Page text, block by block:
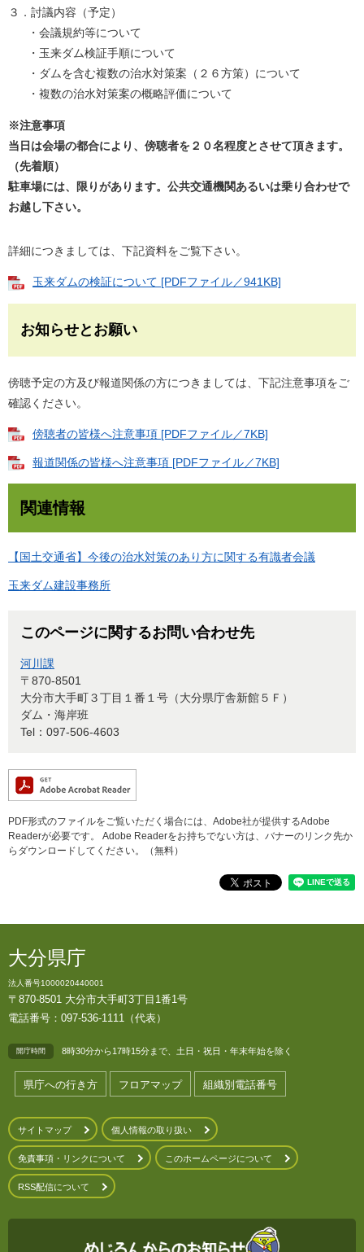
３．討議内容（予定）
・会議規約等について
・玉来ダム検証手順について
・ダムを含む複数の治水対策案（２６方策）について
・複数の治水対策案の概略評価について
※注意事項
当日は会場の都合により、傍聴者を２０名程度とさせて頂きます。
（先着順）
駐車場には、限りがあります。公共交通機関あるいは乗り合わせで
お越し下さい。
詳細につきましては、下記資料をご覧下さい。
玉来ダムの検証について [PDFファイル／941KB]
お知らせとお願い
傍聴予定の方及び報道関係の方につきましては、下記注意事項をご
確認ください。
傍聴者の皆様へ注意事項 [PDFファイル／7KB]
報道関係の皆様へ注意事項 [PDFファイル／7KB]
関連情報
【国土交通省】今後の治水対策のあり方に関する有識者会議
玉来ダム建設事務所
このページに関するお問い合わせ先
河川課
〒870-8501
大分市大手町３丁目１番１号（大分県庁舎新館５Ｆ）
ダム・海岸班
Tel：097-506-4603
PDF形式のファイルをご覧いただく場合には、Adobe社が提供するAdobe
Readerが必要です。
Adobe Readerをお持ちでない方は、バナーのリンク先か
らダウンロードしてください。（無料）
大分県庁
法人番号1000020440001
〒870-8501 大分市大手町3丁目1番1号
電話番号：097-536-1111（代表）
開庁時間 8時30分から17時15分まで、土日・祝日・年末年始を除く
県庁への行き方 フロアマップ 組織別電話番号
サイトマップ 個人情報の取り扱い
免責事項・リンクについて このホームページについて
RSS配信について